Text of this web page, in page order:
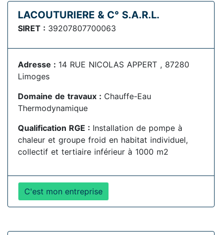
LACOUTURIERE & C° S.A.R.L.
SIRET : 39207807700063
Adresse : 14 RUE NICOLAS APPERT , 87280
Limoges
Domaine de travaux : Chauffe-Eau
Thermodynamique
Qualification RGE : Installation de pompe à
chaleur et groupe froid en habitat individuel,
collectif et tertiaire inférieur à 1000 m2
C'est mon entreprise